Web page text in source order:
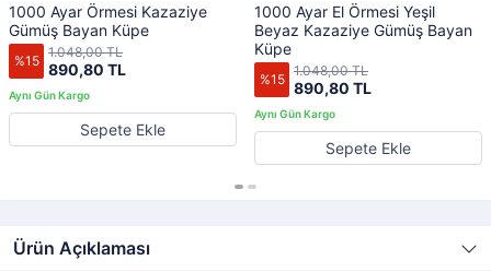
1000 Ayar Örmesi Kazaziye
Gümüş Bayan Küpe
%15 890,80 TL
1.048,00 TL
Sepete Ekle
1000 Ayar El Örmesi Yeşil
Beyaz Kazaziye Gümüş Bayan
Küpe
%15 890,80 TL
1.048,00 TL
Sepete Ekle
Ürün Açıklaması